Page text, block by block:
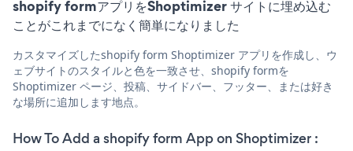
shopify formアプリをShoptimizer サイトに埋め込む
ことがこれまでになく簡単になりました
カスタマイズしたshopify form Shoptimizer アプリを作成し、ウ
ェブサイトのスタイルと色を一致させ、shopify formを
Shoptimizer ページ、投稿、サイドバー、フッター、または好き
な場所に追加します地点。
How To Add a shopify form App on Shoptimizer :